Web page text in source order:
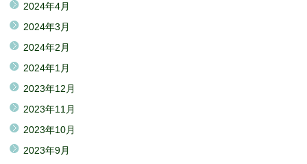
2024年4月
2024年3月
2024年2月
2024年1月
2023年12月
2023年11月
2023年10月
2023年9月